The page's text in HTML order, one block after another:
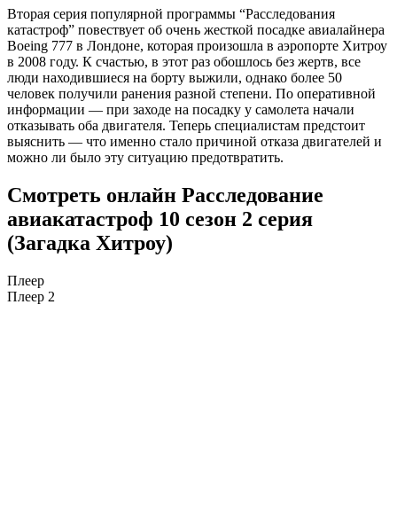
Вторая серия популярной программы “Расследования
катастроф” повествует об очень жесткой посадке авиалайнера
Boeing 777 в Лондоне, которая произошла в аэропорте Хитроу
в 2008 году. К счастью, в этот раз обошлось без жертв, все
люди находившиеся на борту выжили, однако более 50
человек получили ранения разной степени. По оперативной
информации — при заходе на посадку у самолета начали
отказывать оба двигателя. Теперь специалистам предстоит
выяснить — что именно стало причиной отказа двигателей и
можно ли было эту ситуацию предотвратить.
Смотреть онлайн Расследование
авиакатастроф 10 сезон 2 серия
(Загадка Хитроу)
Плеер
Плеер 2